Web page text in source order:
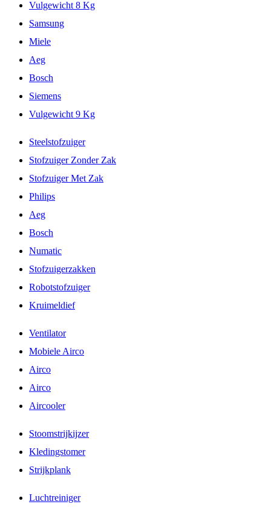
Vulgewicht 8 Kg
Samsung
Miele
Aeg
Bosch
Siemens
Vulgewicht 9 Kg
Steelstofzuiger
Stofzuiger Zonder Zak
Stofzuiger Met Zak
Philips
Aeg
Bosch
Numatic
Stofzuigerzakken
Robotstofzuiger
Kruimeldief
Ventilator
Mobiele Airco
Airco
Airco
Aircooler
Stoomstrijkijzer
Kledingstomer
Strijkplank
Luchtreiniger